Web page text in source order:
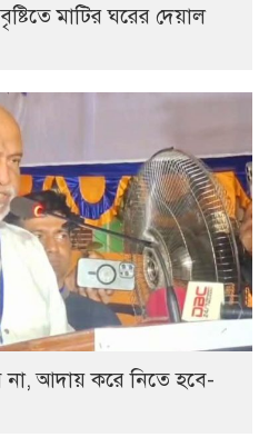
মাটির ঘরের দেয়াল
না, আদায় করে নিতে হবে-